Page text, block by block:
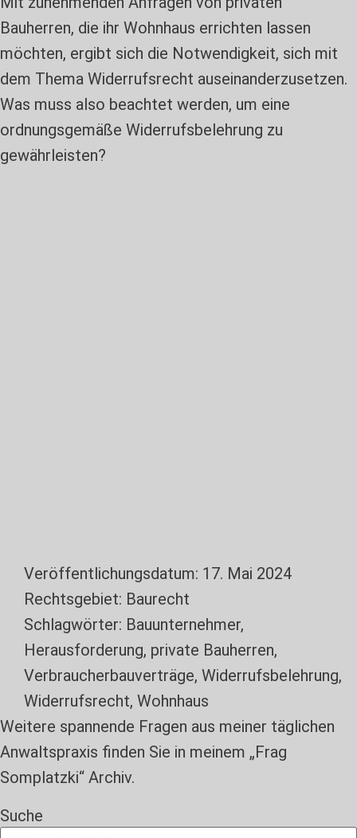
Bauherren, die ihr Wohnhaus errichten lassen
möchten, ergibt sich die Notwendigkeit, sich mit
dem Thema Widerrufsrecht auseinanderzusetzen.
Was muss also beachtet werden, um eine
ordnungsgemäße Widerrufsbelehrung zu
gewährleisten?
Veröffentlichungsdatum: 17. Mai 2024
Rechtsgebiet: Baurecht
Schlagwörter: Bauunternehmer,
Herausforderung, private Bauherren,
Verbraucherbauverträge, Widerrufsbelehrung,
Widerrufsrecht, Wohnhaus
Weitere spannende Fragen aus meiner täglichen
Anwaltspraxis finden Sie in meinem „Frag
Somplatzki“ Archiv.
Suche